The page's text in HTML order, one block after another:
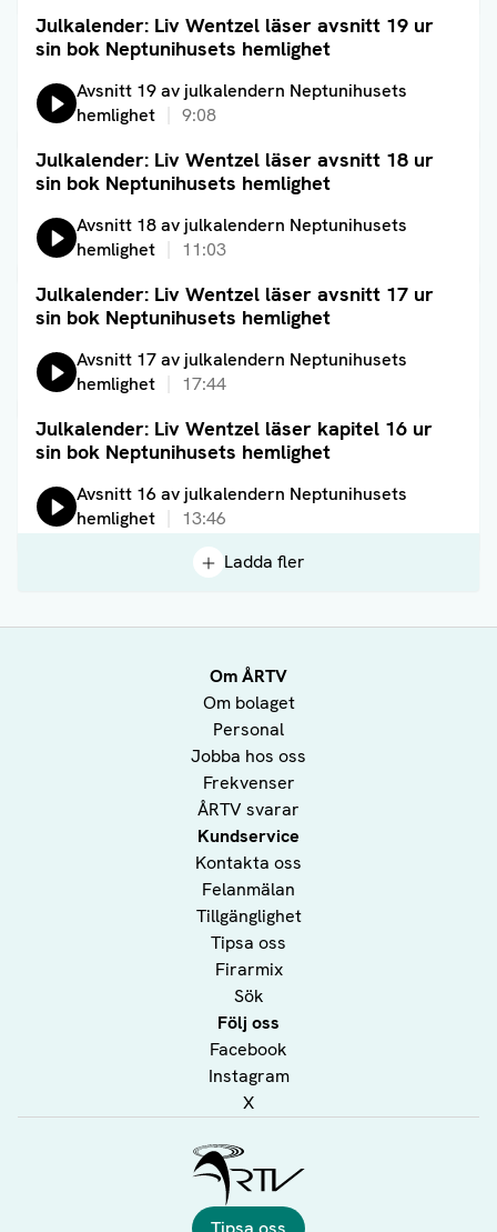
Julkalender: Liv Wentzel läser avsnitt 19 ur
sin bok Neptunihusets hemlighet
Läs artikel
Lyssna på:
Avsnitt 19 av julkalendern Neptunihusets
hemlighet
9:08
Julkalender: Liv Wentzel läser avsnitt 18 ur
sin bok Neptunihusets hemlighet
Läs artikel
Lyssna på:
Avsnitt 18 av julkalendern Neptunihusets
hemlighet
11:03
Julkalender: Liv Wentzel läser avsnitt 17 ur
sin bok Neptunihusets hemlighet
Läs artikel
Lyssna på:
Avsnitt 17 av julkalendern Neptunihusets
hemlighet
17:44
Julkalender: Liv Wentzel läser kapitel 16 ur
sin bok Neptunihusets hemlighet
Läs artikel
Lyssna på:
Avsnitt 16 av julkalendern Neptunihusets
hemlighet
13:46
Ladda fler
Om ÅRTV
Om bolaget
Personal
Jobba hos oss
Frekvenser
ÅRTV svarar
Kundservice
Kontakta oss
Felanmälan
Tillgänglighet
Tipsa oss
Firarmix
Sök
Följ oss
Facebook
Instagram
X